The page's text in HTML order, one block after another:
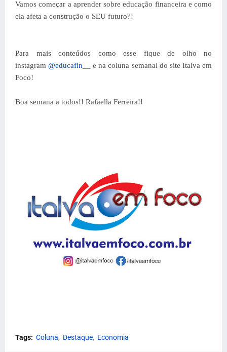
Vamos começar a aprender sobre educação financeira e como
ela afeta a construção o SEU futuro?!
Para mais conteúdos como esse fique de olho no
instagram @educafin__
e na coluna semanal do site Italva em
Foco!
Boa semana a todos!! Rafaella Ferreira!!
Tags: Coluna Destaque Economia